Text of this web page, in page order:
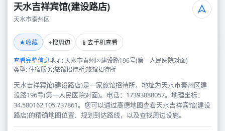
天水吉祥宾馆(建设路店)
天水市秦州区
★收藏 ⌖搜周边 📱 去手机查看
查看完整信息地址: 天水市秦州区建设路196号(第一人民医院对面)
类型: 住宿服务;旅馆招待所;旅馆招待所
天水吉祥宾馆(建设路店)是一家旅馆招待所，地址为天水市秦州区建
设路196号(第一人民医院对面)。电话：17393888057。地理坐标：
34.580162,105.737861。您可以通过高德地图查看天水吉祥宾馆(建设
路店)的精确地图位置、规划到达路线，以及查找周边设施。